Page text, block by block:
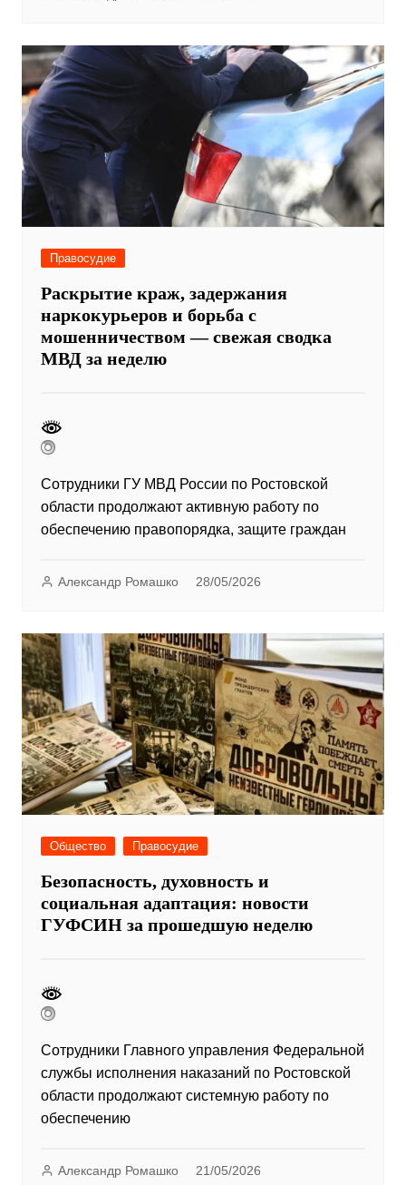
Правосудие
Раскрытие краж, задержания
наркокурьеров и борьба с
мошенничеством — свежая сводка
МВД за неделю
Сотрудники ГУ МВД России по Ростовской
области продолжают активную работу по
обеспечению правопорядка, защите граждан
Александр Ромашко 28/05/2026
Общество Правосудие
Безопасность, духовность и
социальная адаптация: новости
ГУФСИН за прошедшую неделю
Сотрудники Главного управления Федеральной
службы исполнения наказаний по Ростовской
области продолжают системную работу по
обеспечению
Александр Ромашко 21/05/2026